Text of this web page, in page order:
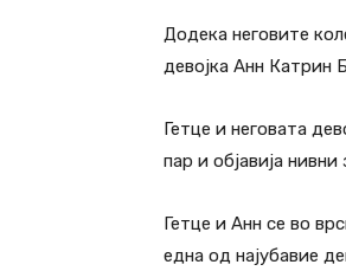
Додека неговите
девојка Анн Катрин
Гетце и неговата
пар и објавија
Гетце и Анн се во
една од најубавие